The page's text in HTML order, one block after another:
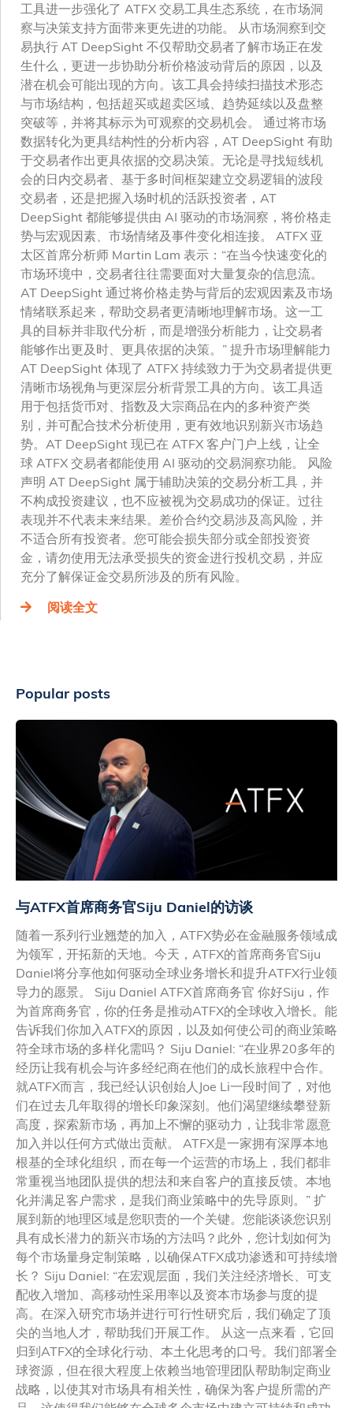
工具进一步强化了 ATFX 交易工具生态系统，在市场洞
察与决策支持方面带来更先进的功能。 从市场洞察到交
易执行 AT DeepSight 不仅帮助交易者了解市场正在发
生什么，更进一步协助分析价格波动背后的原因，以及
潜在机会可能出现的方向。该工具会持续扫描技术形态
与市场结构，包括超买或超卖区域、趋势延续以及盘整
突破等，并将其标示为可观察的交易机会。 通过将市场
数据转化为更具结构性的分析内容，AT DeepSight 有助
于交易者作出更具依据的交易决策。无论是寻找短线机
会的日内交易者、基于多时间框架建立交易逻辑的波段
交易者，还是把握入场时机的活跃投资者，AT
DeepSight 都能够提供由 AI 驱动的市场洞察，将价格走
势与宏观因素、市场情绪及事件变化相连接。 ATFX 亚
太区首席分析师 Martin Lam 表示：“在当今快速变化的
市场环境中，交易者往往需要面对大量复杂的信息流。
AT DeepSight 通过将价格走势与背后的宏观因素及市场
情绪联系起来，帮助交易者更清晰地理解市场。这一工
具的目标并非取代分析，而是增强分析能力，让交易者
能够作出更及时、更具依据的决策。” 提升市场理解能力
AT DeepSight 体现了 ATFX 持续致力于为交易者提供更
清晰市场视角与更深层分析背景工具的方向。该工具适
用于包括货币对、指数及大宗商品在内的多种资产类
别，并可配合技术分析使用，更有效地识别新兴市场趋
势。AT DeepSight 现已在 ATFX 客户门户上线，让全
球 ATFX 交易者都能使用 AI 驱动的交易洞察功能。 风险
声明 AT DeepSight 属于辅助决策的交易分析工具，并
不构成投资建议，也不应被视为交易成功的保证。过往
表现并不代表未来结果。差价合约交易涉及高风险，并
不适合所有投资者。您可能会损失部分或全部投资资
金，请勿使用无法承受损失的资金进行投机交易，并应
充分了解保证金交易所涉及的所有风险。
阅读全文
Popular posts
与ATFX首席商务官Siju Daniel的访谈
随着一系列行业翘楚的加入，ATFX势必在金融服务领域成
为领军，开拓新的天地。今天，ATFX的首席商务官Siju
Daniel将分享他如何驱动全球业务增长和提升ATFX行业领
导力的愿景。 Siju Daniel ATFX首席商务官 你好Siju，作
为首席商务官，你的任务是推动ATFX的全球收入增长。能
告诉我们你加入ATFX的原因，以及如何使公司的商业策略
符全球市场的多样化需吗？ Siju Daniel: “在业界20多年的
经历让我有机会与许多经纪商在他们的成长旅程中合作。
就ATFX而言，我已经认识创始人Joe Li一段时间了，对他
们在过去几年取得的增长印象深刻。他们渴望继续攀登新
高度，探索新市场，再加上不懈的驱动力，让我非常愿意
加入并以任何方式做出贡献。 ATFX是一家拥有深厚本地
根基的全球化组织，而在每一个运营的市场上，我们都非
常重视当地团队提供的想法和来自客户的直接反馈。本地
化并满足客户需求，是我们商业策略中的先导原则。” 扩
展到新的地理区域是您职责的一个关键。您能谈谈您识别
具有成长潜力的新兴市场的方法吗？此外，您计划如何为
每个市场量身定制策略，以确保ATFX成功渗透和可持续增
长？ Siju Daniel: “在宏观层面，我们关注经济增长、可支
配收入增加、高移动性采用率以及资本市场参与度的提
高。在深入研究市场并进行可行性研究后，我们确定了顶
尖的当地人才，帮助我们开展工作。 从这一点来看，它回
归到ATFX的全球化行动、本土化思考的口号。我们部署全
球资源，但在很大程度上依赖当地管理团队帮助制定商业
战略，以使其对市场具有相关性，确保为客户提所需的产